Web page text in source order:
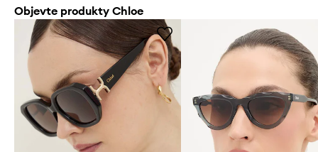
Objevte produkty Chloe